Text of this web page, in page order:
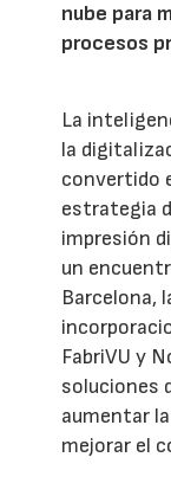
nube para
procesos
La
la
convertido
estrategia
impresión
un
Barcelona,
FabriVU y
soluciones
aumentar
mejorar el